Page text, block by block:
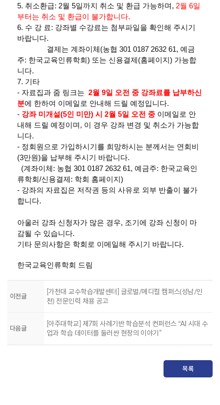
5. 취소환급: 2월 5일까지 취소 및 환급 가능하며, 2월 6일
부터는 취소 및 환급이 불가합니다.
6. 수 강 료: 강좌별 수강료는 첨부파일을 확인해 주시기
바랍니다.
결제는 계좌이체(농협 301 0187 2632 61, 예금
주: 한국교육인류학회) 또는 신용결제(홈페이지) 가능합
니다.
7. 기타
- 자료집과 줌 링크는 2월 9일 오전 중 강좌료를 납부하신
분에 한하여 이메일로 안내해 드릴 예정입니다.
- 강좌 미개설(5인 미만) 시 2월 5일 오전 중 이메일로 안
내해 드릴 예정이며, 이 경우 강좌 변경 및 취소가 가능합
니다.
- 정회원으로 가입하시기를 희망하시는 분께서는 연회비
(3만원)을 납부해 주시기 바랍니다.
(계좌이체: 농협 301 0187 2632 61, 예금주: 한국교육인
류학회/신용결제: 학회 홈페이지)
- 강좌의 자료집은 저작권 등의 사유로 외부 반출이 불가
합니다.
아울러 강좌 신청자가 많은 경우, 조기에 강좌 신청이 마
감될 수 있습니다.
기타 문의사항은 학회로 이메일해 주시기 바랍니다.
한국교육인류학회 드림
이전글
[가천대 교수학습개발센터] 글로벌/메디컬 캠퍼스(성남/인
천) 전문인력 채용 공고
다음글
[아주대학교] 제7회 사례기반 학습분석 컨퍼런스 “AI 시대 수
업과 학습 데이터를 둘러싼 현장의 이야기”
목록